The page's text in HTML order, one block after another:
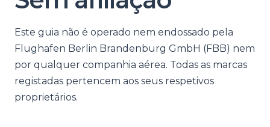
Este guia não é operado nem endossado pela
Flughafen Berlin Brandenburg GmbH (FBB) nem
por qualquer companhia aérea. Todas as marcas
registadas pertencem aos seus respetivos
proprietários.